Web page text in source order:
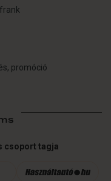
promóció
csoport tagja